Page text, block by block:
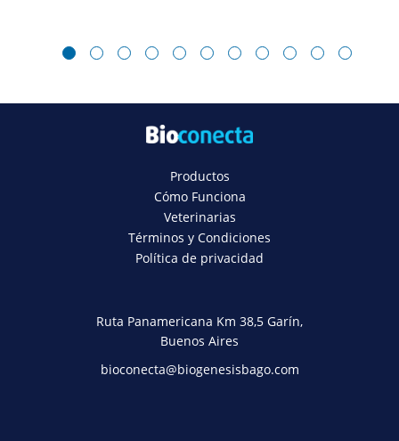
1 2 3 4 5 6 7 8 9 10 11
Productos
Cómo Funciona
Veterinarias
Términos y Condiciones
Política de privacidad
Ruta Panamericana Km 38,5 Garín,
Buenos Aires
bioconecta@biogenesisbago.com